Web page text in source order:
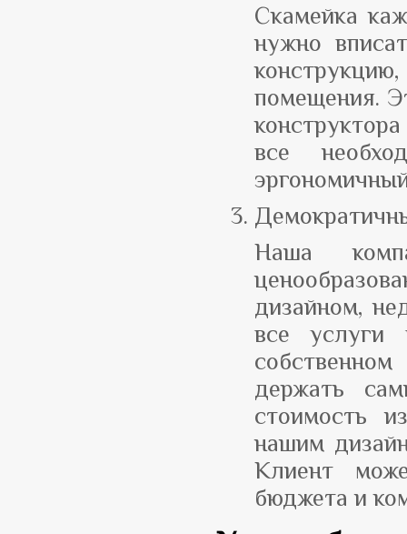
Скамейка
нужно
помещения.
все
Наша
дизайном,
все услуги
держать
стоимость
нашим
Клиент
бюджета и